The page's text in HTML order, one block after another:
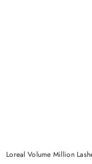
Loreal Volume Million